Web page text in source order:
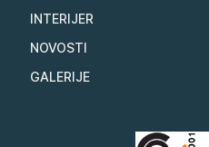
INTERIJER
NOVOSTI
GALERIJE